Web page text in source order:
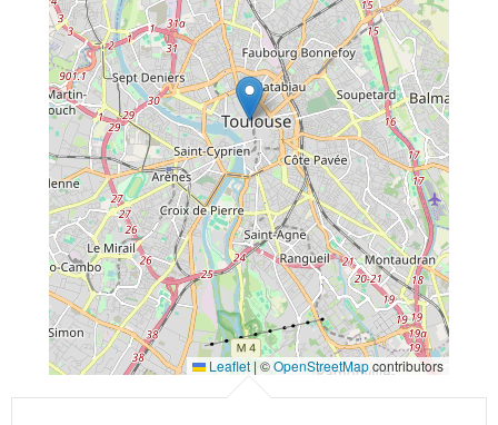
Leaflet | ©OpenStreetMapcontributors